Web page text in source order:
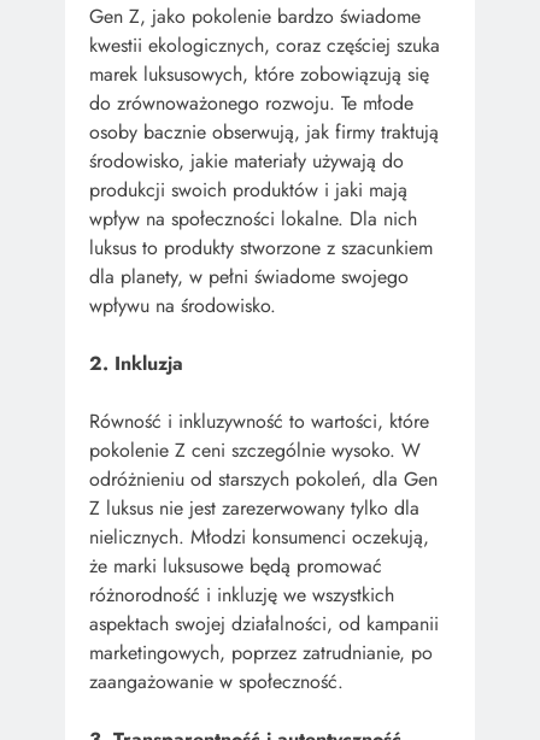
Gen Z, jako pokolenie bardzo świadome
kwestii ekologicznych, coraz częściej szuka
marek luksusowych, które zobowiązują się
do zrównoważonego rozwoju. Te młode
osoby bacznie obserwują, jak firmy traktują
środowisko, jakie materiały używają do
produkcji swoich produktów i jaki mają
wpływ na społeczności lokalne. Dla nich
luksus to produkty stworzone z szacunkiem
dla planety, w pełni świadome swojego
wpływu na środowisko.
2. Inkluzja
Równość i inkluzywność to wartości, które
pokolenie Z ceni szczególnie wysoko. W
odróżnieniu od starszych pokoleń, dla Gen
Z luksus nie jest zarezerwowany tylko dla
nielicznych. Młodzi konsumenci oczekują,
że marki luksusowe będą promować
różnorodność i inkluzję we wszystkich
aspektach swojej działalności, od kampanii
marketingowych, poprzez zatrudnianie, po
zaangażowanie w społeczność.